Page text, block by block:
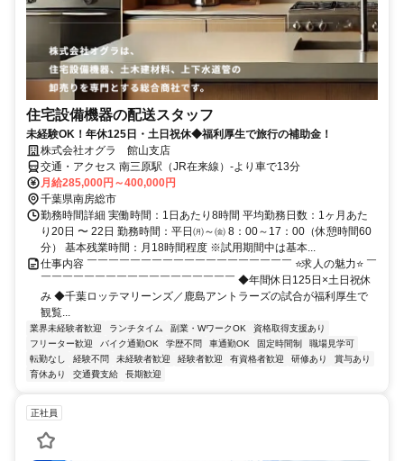
住宅設備機器の配送スタッフ
未経験OK！年休125日・土日祝休◆福利厚生で旅行の補助金！
株式会社オグラ 館山支店
交通・アクセス 南三原駅（JR在来線）-より車で13分
月給285,000円～400,000円
千葉県南房総市
勤務時間詳細 実働時間：1日あたり8時間 平均勤務日数：1ヶ月あた
り20日 〜 22日 勤務時間：平日㈪～㈮ 8：00～17：00（休憩時間60
分） 基本残業時間：月18時間程度 ※試用期間中は基本...
仕事内容 ￣￣￣￣￣￣￣￣￣￣￣￣￣￣￣￣￣￣￣ ⭐求人の魅力⭐ ￣
￣￣￣￣￣￣￣￣￣￣￣￣￣￣￣￣￣￣ ◆年間休日125日×土日祝休
み ◆千葉ロッテマリーンズ／鹿島アントラーズの試合が福利厚生で
観覧...
業界未経験者歓迎 ランチタイム 副業・WワークOK
資格取得支援あり
フリーター歓迎
バイク通勤OK 学歴不問 車通勤OK 固定時間制
職場見学可
転勤なし
経験不問 未経験者歓迎 経験者歓迎 有資格者歓迎 研修あり
賞与あり
育休あり
交通費支給 長期歓迎
正社員